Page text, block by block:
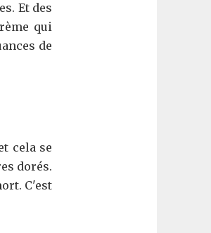
Et des
qui
de
cela se
dorés.
C'est